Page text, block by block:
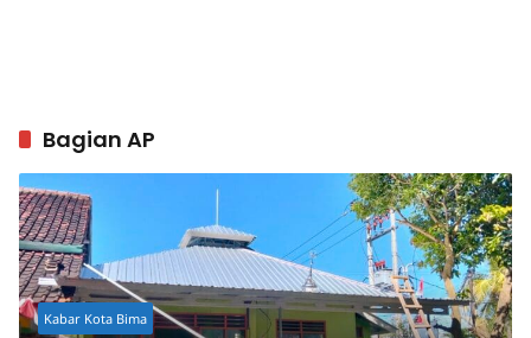
Bagian AP
Kabar Kota Bima